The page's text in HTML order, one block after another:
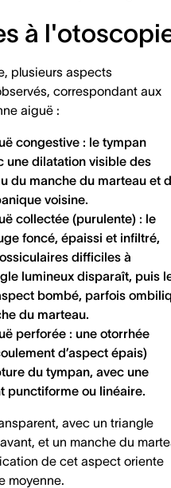
à
plusieurs aspects
correspondant aux
aiguë :
congestive : le tympan
une dilatation visible des
du manche du marteau et
voisine.
collectée (purulente) : le
foncé, épaissi et infiltré,
difficiles à
lumineux disparaît, puis
bombé, parfois
du marteau.
perforée : une otorrhée
d’aspect épais)
du tympan, avec une
punctiforme ou linéaire.
avec un triangle
et un manche du
de cet aspect oriente
moyenne.